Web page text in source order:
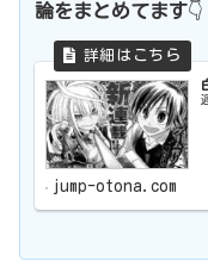
論をまとめてます👇
jump-otona.com